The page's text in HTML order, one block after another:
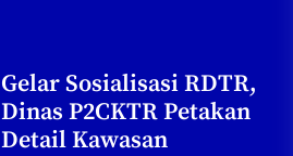
Gelar Sosialisasi RDTR,
Dinas P2CKTR Petakan
Detail Kawasan